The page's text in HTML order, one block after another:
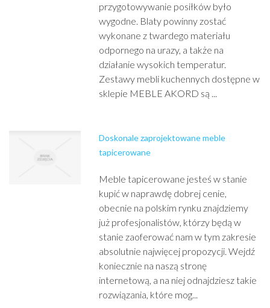
przygotowywanie posiłków było
wygodne. Blaty powinny zostać
wykonane z twardego materiału
odpornego na urazy, a także na
działanie wysokich temperatur.
Zestawy mebli kuchennych dostępne w
sklepie MEBLE AKORD są ...
Doskonale zaprojektowane meble
tapicerowane
Meble tapicerowane jesteś w stanie
kupić w naprawdę dobrej cenie,
obecnie na polskim rynku znajdziemy
już profesjonalistów, którzy będą w
stanie zaoferować nam w tym zakresie
absolutnie najwięcej propozycji. Wejdź
koniecznie na naszą stronę
internetową, a na niej odnajdziesz takie
rozwiązania, które mog...